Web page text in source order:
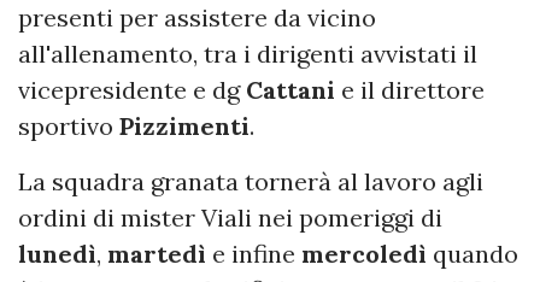
presenti per assistere da vicino
all'allenamento, tra i dirigenti avvistati il
vicepresidente e dg Cattani e il direttore
sportivo Pizzimenti.
La squadra granata tornerà al lavoro agli
ordini di mister Viali nei pomeriggi di
lunedì, martedì e infine mercoledì quando